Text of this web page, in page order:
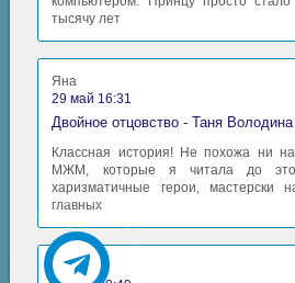
тысячу лет
Яна
29 май 16:31
Двойное отцовство - Таня Володина
Классная история! Не похожа ни
МЖМ, которые я читала до
харизматичные герои, мастерски
главных
Аида